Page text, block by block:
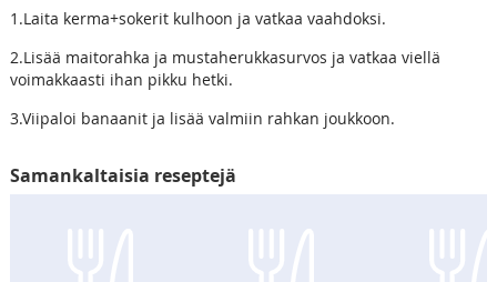
1.Laita kerma+sokerit kulhoon ja vatkaa vaahdoksi.
2.Lisää maitorahka ja mustaherukkasurvos ja vatkaa viellä
voimakkaasti ihan pikku hetki.
3.Viipaloi banaanit ja lisää valmiin rahkan joukkoon.
Samankaltaisia reseptejä